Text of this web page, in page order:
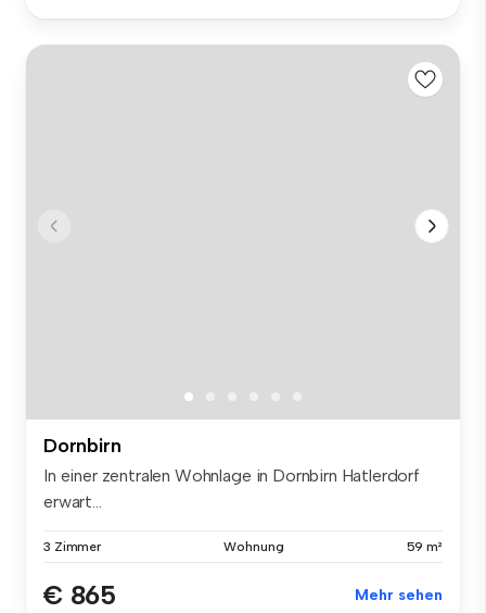
Dornbirn
In einer zentralen Wohnlage in Dornbirn Hatlerdorf
erwart...
3 Zimmer Wohnung 59 m²
€ 865 Mehr sehen